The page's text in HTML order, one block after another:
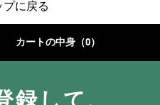
プに戻る
カートの中身（0）